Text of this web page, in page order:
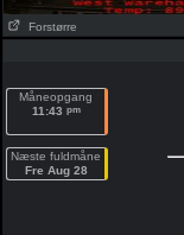
Forstørre
Måneopgang
11:43 pm
Næste fuldmåne
Fre Aug 28